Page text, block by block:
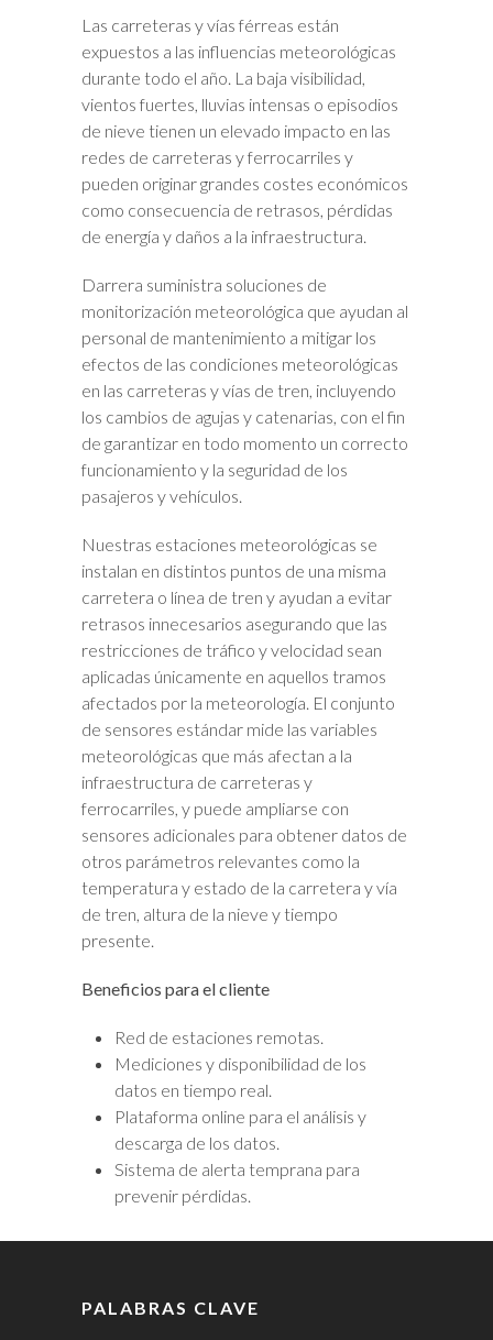
Las carreteras y vías férreas están
expuestos a las influencias meteorológicas
durante todo el año. La baja visibilidad,
vientos fuertes, lluvias intensas o episodios
de nieve tienen un elevado impacto en las
redes de carreteras y ferrocarriles y
pueden originar grandes costes económicos
como consecuencia de retrasos, pérdidas
de energía y daños a la infraestructura.
Darrera suministra soluciones de
monitorización meteorológica que ayudan al
personal de mantenimiento a mitigar los
efectos de las condiciones meteorológicas
en las carreteras y vías de tren, incluyendo
los cambios de agujas y catenarias, con el fin
de garantizar en todo momento un correcto
funcionamiento y la seguridad de los
pasajeros y vehículos.
Nuestras estaciones meteorológicas se
instalan en distintos puntos de una misma
carretera o línea de tren y ayudan a evitar
retrasos innecesarios asegurando que las
restricciones de tráfico y velocidad sean
aplicadas únicamente en aquellos tramos
afectados por la meteorología. El conjunto
de sensores estándar mide las variables
meteorológicas que más afectan a la
infraestructura de carreteras y
ferrocarriles, y puede ampliarse con
sensores adicionales para obtener datos de
otros parámetros relevantes como la
temperatura y estado de la carretera y vía
de tren, altura de la nieve y tiempo
presente.
Beneficios para el cliente
Red de estaciones remotas.
Mediciones y disponibilidad de los
datos en tiempo real.
Plataforma online para el análisis y
descarga de los datos.
Sistema de alerta temprana para
prevenir pérdidas.
PALABRAS CLAVE